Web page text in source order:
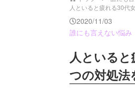
人といると疲れる30代
2020/11/03
誰にも言えない悩み
人といる
つの対処法